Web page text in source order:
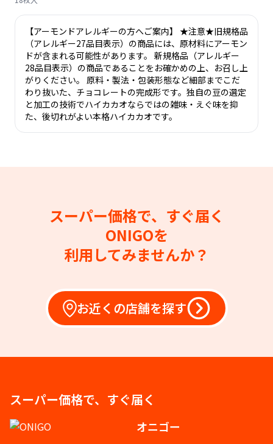
【アーモンドアレルギーの方へご案内】 ★注意★旧規格品
（アレルギー27品目表示）の商品には、原材料にアーモン
ドが含まれる可能性があります。 新規格品（アレルギー
28品目表示）の商品であることをお確かめの上、お召し上
がりください。 原料・製法・包装形態など細部までこだ
わり抜いた、チョコレートの完成形です。独自の豆の選定
と加工の技術でハイカカオならではの雑味・えぐ味を抑
た、後切れがよい本格ハイカカオです。
スーパー価格で、すぐ届く
ONIGOを
利用してみませんか？
お近くの店舗を探す
スーパー価格で、すぐ届く
オニゴー